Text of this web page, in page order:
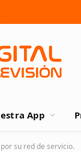
App
su red de servicio.